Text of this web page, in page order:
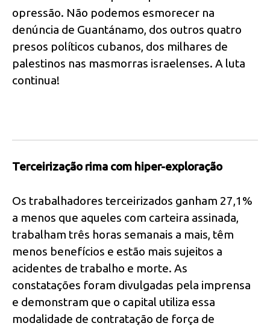
opressão. Não podemos esmorecer na
denúncia de Guantánamo, dos outros quatro
presos políticos cubanos, dos milhares de
palestinos nas masmorras israelenses. A luta
continua!
Terceirização rima com hiper-exploração
Os trabalhadores terceirizados ganham 27,1%
a menos que aqueles com carteira assinada,
trabalham três horas semanais a mais, têm
menos benefícios e estão mais sujeitos a
acidentes de trabalho e morte. As
constatações foram divulgadas pela imprensa
e demonstram que o capital utiliza essa
modalidade de contratação de força de